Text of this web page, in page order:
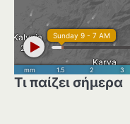
Τι παίζει σήμερα